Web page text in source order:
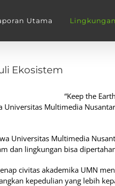
Utama Lingkungan
Ekosistem
“Keep the
Universitas Multimedia
Universitas Multimedia
dan lingkungan bisa
civitas akademika UMN
kepedulian yang lebih